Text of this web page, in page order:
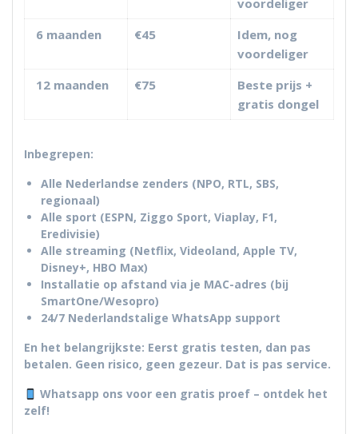
voordeliger
6 maanden
€45
Idem, nog
voordeliger
12 maanden
€75
Beste prijs +
gratis dongel
Inbegrepen:
Alle Nederlandse zenders (NPO, RTL, SBS,
regionaal)
Alle sport (ESPN, Ziggo Sport, Viaplay, F1,
Eredivisie)
Alle streaming (Netflix, Videoland, Apple TV,
Disney+, HBO Max)
Installatie op afstand via je MAC-adres (bij
SmartOne/Wesopro)
24/7 Nederlandstalige WhatsApp support
En het belangrijkste: Eerst gratis testen, dan pas
betalen. Geen risico, geen gezeur. Dat is pas service.
Whatsapp ons voor een gratis proef – ontdek het
zelf!